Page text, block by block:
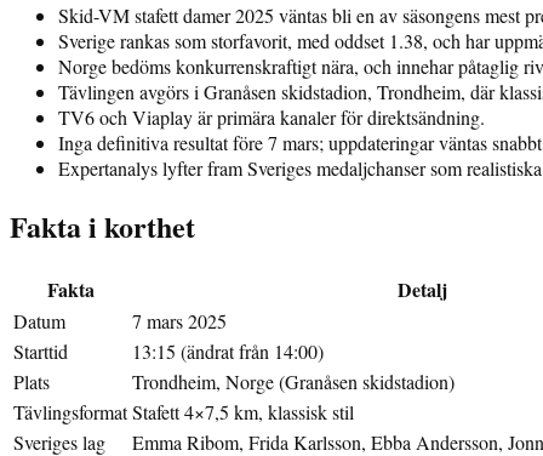
Skid-VM stafett damer 2025 väntas bli en av säsongens mest
Sverige rankas som storfavorit, med oddset 1.38, och har
Norge bedöms konkurrenskraftigt nära, och innehar påtaglig
Tävlingen avgörs i Granåsen skidstadion, Trondheim, där
TV6 och Viaplay är primära kanaler för direktsändning.
Inga definitiva resultat före 7 mars; uppdateringar väntas
Expertanalys lyfter fram Sveriges medaljchanser som
Fakta i korthet
Fakta Detalj
Datum
7 mars 2025
Starttid
13:15 (ändrat från 14:00)
Plats
Trondheim, Norge (Granåsen skidstadion)
TävlingsformatStafett 4×7,5 km, klassisk stil
Sveriges lag
Emma Ribom, Frida Karlsson, Ebba Andersson,